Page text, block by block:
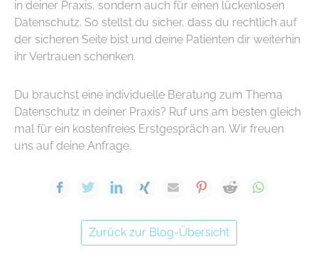
Facebook
Twitter LinkedInXing E-mail PinterestReddit
in deiner Praxis, sondern auch für einen lückenlosen
Datenschutz. So stellst du sicher, dass du rechtlich auf
der sicheren Seite bist und deine Patienten dir weiterhin
ihr Vertrauen schenken.
Du brauchst eine individuelle Beratung zum Thema
Datenschutz in deiner Praxis? Ruf uns am besten gleich
mal für ein kostenfreies Erstgespräch an. Wir freuen
uns auf deine Anfrage.
Zurück zur Blog-Übersicht